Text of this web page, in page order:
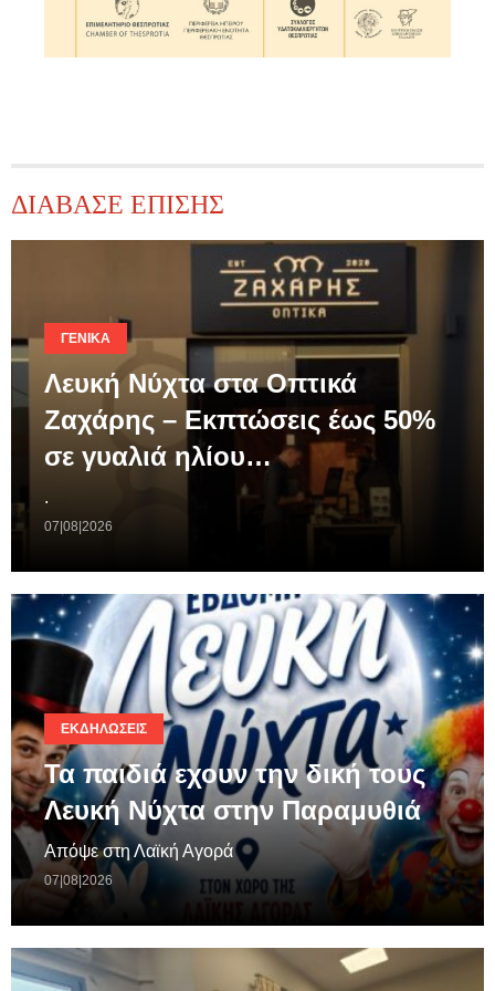
ΔΙΑΒΑΣΕ ΕΠΙΣΗΣ
ΓΕΝΙΚΆ
Λευκή Νύχτα στα Οπτικά
Ζαχάρης – Εκπτώσεις έως 50%
σε γυαλιά ηλίου…
.
07|08|2026
ΕΚΔΗΛΏΣΕΙΣ
Τα παιδιά εχουν την δική τους
Λευκή Νύχτα στην Παραμυθιά
Απόψε στη Λαϊκή Αγορά
07|08|2026